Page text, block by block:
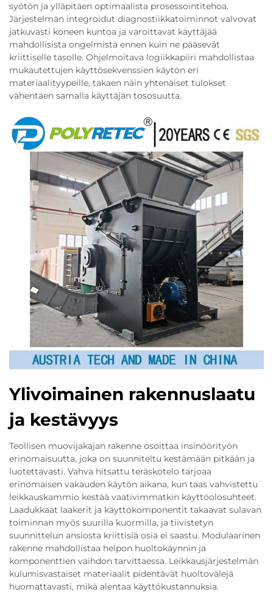
syötön ja ylläpitäen optimaalista prosessointitehoa.
Järjestelmän integroidut diagnostiikkatoiminnot valvovat
jatkuvasti koneen kuntoa ja varoittavat käyttäjää
mahdollisista ongelmista ennen kuin ne pääsevät
kriittiselle tasolle. Ohjelmoitava logiikkapiiri mahdollistaa
mukautettujen käyttösekvenssien käytön eri
materiaalityypeille, takaen näin yhtenäiset tulokset
vähentäen samalla käyttäjän tososuutta.
Ylivoimainen rakennuslaatu
ja kestävyys
Teollisen muovijakajan rakenne osoittaa insinöörityön
erinomaisuutta, joka on suunniteltu kestämään pitkään ja
luotettavasti. Vahva hitsattu teräskotelo tarjoaa
erinomaisen vakauden käytön aikana, kun taas vahvistettu
leikkauskammio kestää vaativimmatkin käyttöolosuhteet.
Laadukkaat laakerit ja käyttökomponentit takaavat sulavan
toiminnan myös suurilla kuormilla, ja tiivistetyn
suunnittelun ansiosta kriittisiä osia ei saastu. Modulaarinen
rakenne mahdollistaa helpon huoltokäynnin ja
komponenttien vaihdon tarvittaessa. Leikkausjärjestelmän
kulumisvastaiset materiaalit pidentävät huoltovälejä
huomattavasti, mikä alentaa käyttökustannuksia.